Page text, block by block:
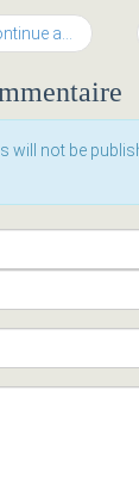
ou charge financière?
will not be